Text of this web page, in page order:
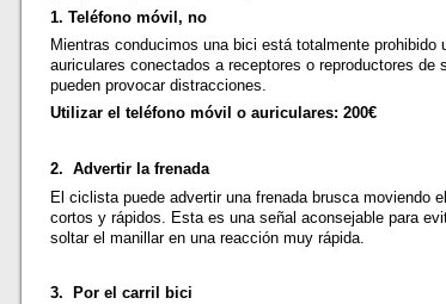
1. Teléfono móvil, no
Mientras conducimos una bici está totalmente
auriculares conectados a receptores o reproductores
pueden provocar distracciones.
Utilizar el teléfono móvil o auriculares: 200€
2. Advertir la frenada
El ciclista puede advertir una frenada brusca moviendo
cortos y rápidos. Esta es una señal aconsejable para
soltar el manillar en una reacción muy rápida.
3. Por el carril bici